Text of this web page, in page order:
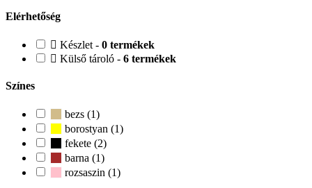
Elérhetőség
Készlet - 0 termékek
Külső tároló - 6 termékek
Színes
bezs (1)
borostyan (1)
fekete (2)
barna (1)
rozsaszin (1)